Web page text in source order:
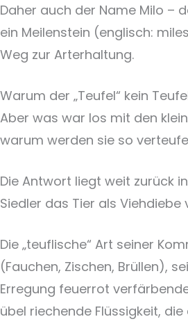
Daher auch der Name Milo –
ein Meilenstein (englisch:
Weg zur Arterhaltung.
Warum der „Teufel“ kein
Aber was war los mit den
warum werden sie so
Die Antwort liegt weit zurück
Siedler das Tier als Viehdiebe
Die „teuflische“ Art seiner
(Fauchen, Zischen, Brüllen),
Erregung feuerrot
übel riechende Flüssigkeit,